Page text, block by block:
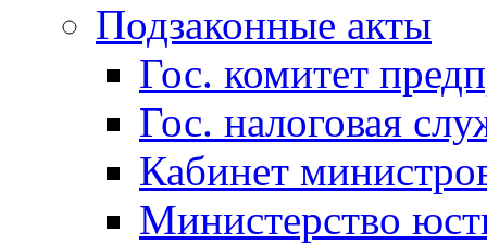
Подзаконные акты
Гос. комитет
Гос. налоговая
Кабинет
Министерство